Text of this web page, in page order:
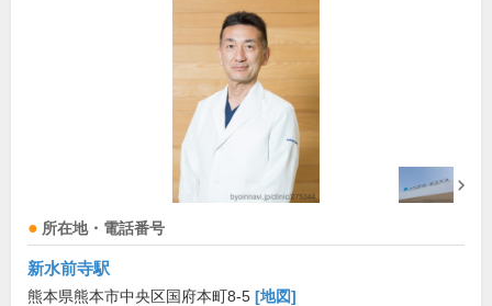
所在地・電話番号
新水前寺駅
熊本県熊本市中央区国府本町8-5 [地図]